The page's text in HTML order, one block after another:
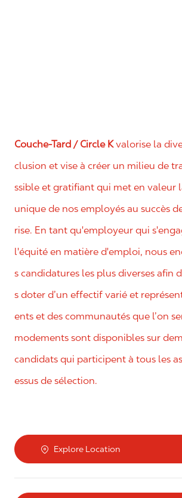
Couche-Tard / Circle Kvalorise la
clusion et vise à créer un milieu de
ssible et gratifiant qui met en valeur
unique de nos employés au succès
rise. En tant qu'employeur qui
l'équité en matière d'emploi, nous
s candidatures les plus diverses afin
s doter d’un effectif varié et
ents et des communautés que l’on
modements sont disponibles sur
candidats qui participent à tous les
essus de sélection.
Explore Location